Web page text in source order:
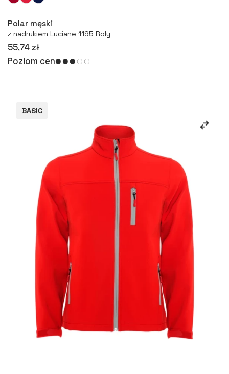
Polar męski
z nadrukiem Luciane 1195 Roly
55,74 zł
Poziom cen
BASIC